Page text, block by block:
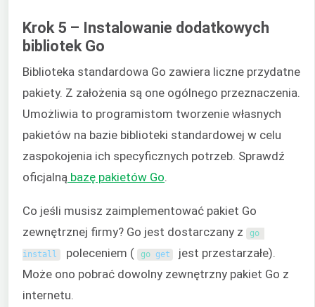
Krok 5 – Instalowanie dodatkowych
bibliotek Go
Biblioteka standardowa Go zawiera liczne przydatne
pakiety. Z założenia są one ogólnego przeznaczenia.
Umożliwia to programistom tworzenie własnych
pakietów na bazie biblioteki standardowej w celu
zaspokojenia ich specyficznych potrzeb. Sprawdź
oficjalną bazę pakietów Go
Co jeśli musisz zaimplementować pakiet Go
zewnętrznej firmy? Go jest dostarczany z
go
install poleceniem ( go get
jest przestarzałe).
Może ono pobrać dowolny zewnętrzny pakiet Go z
internetu.